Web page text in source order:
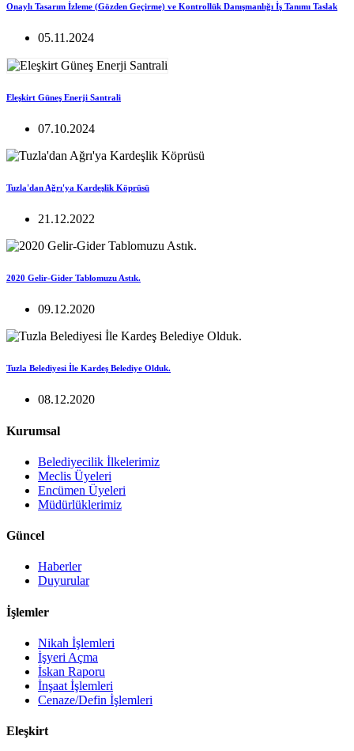
Onaylı Tasarım İzleme (Gözden Geçirme) ve Kontrollük Danışmanlığı İş Tanımı Taslak
05.11.2024
Eleşkirt Güneş Enerji Santrali
07.10.2024
Tuzla'dan Ağrı'ya Kardeşlik Köprüsü
21.12.2022
2020 Gelir-Gider Tablomuzu Astık.
09.12.2020
Tuzla Belediyesi İle Kardeş Belediye Olduk.
08.12.2020
Kurumsal
Belediyecilik İlkelerimiz
Meclis Üyeleri
Encümen Üyeleri
Müdürlüklerimiz
Güncel
Haberler
Duyurular
İşlemler
Nikah İşlemleri
İşyeri Açma
İskan Raporu
İnşaat İşlemleri
Cenaze/Defin İşlemleri
Eleşkirt